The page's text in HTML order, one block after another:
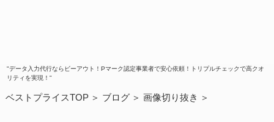
"データ入力代行ならビーアウト！Pマーク認定事業者で安心依頼！トリプルチェックで高クオ
リティを実現！"
ベストプライスTOP ブログ 画像切り抜き